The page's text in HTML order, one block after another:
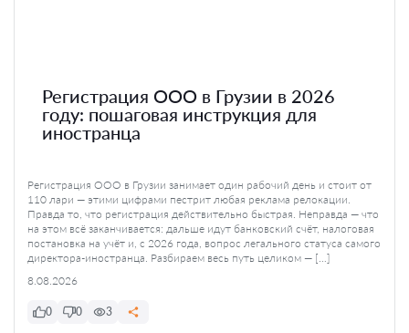
Регистрация ООО в Грузии в 2026
году: пошаговая инструкция для
иностранца
Регистрация ООО в Грузии занимает один рабочий день и стоит от
110 лари — этими цифрами пестрит любая реклама релокации.
Правда то, что регистрация действительно быстрая. Неправда — что
на этом всё заканчивается: дальше идут банковский счёт, налоговая
постановка на учёт и, с 2026 года, вопрос легального статуса самого
директора-иностранца. Разбираем весь путь целиком — […]
8.08.2026
0 0 3